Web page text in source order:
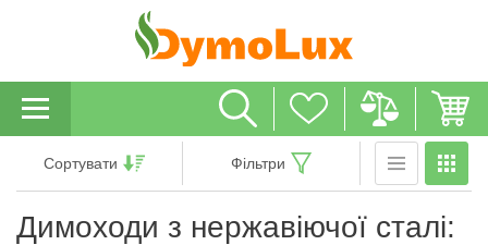
Димоходи з нержавіючої сталі:
Сортувати Фільтри